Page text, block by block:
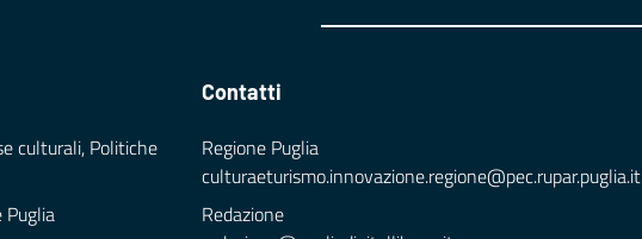
culturali, Politiche
Puglia
Contatti
Regione Puglia
culturaeturismo.innovazione.regione@pec.rupar.puglia.it
Redazione